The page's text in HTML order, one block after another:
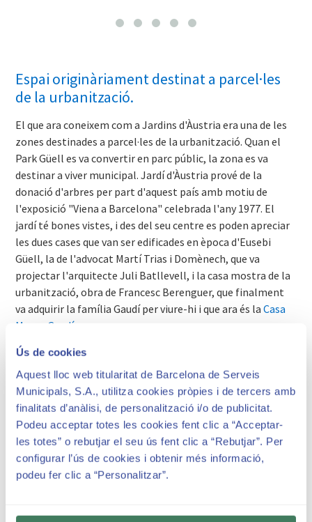
Ús de cookies
Aquest lloc web titularitat de Barcelona de Serveis
Municipals, S.A., utilitza cookies pròpies i de tercers amb
finalitats d’anàlisi, de personalització i/o de publicitat.
Podeu acceptar totes les cookies fent clic a “Acceptar-
les totes” o rebutjar el seu ús fent clic a “Rebutjar”. Per
configurar l’ús de cookies i obtenir més informació,
podeu fer clic a “Personalitzar”.
Espai originàriament destinat a parcel·les
de la urbanització.
El que ara coneixem com a Jardins d'Àustria era una de les
zones destinades a parcel·les de la urbanització. Quan el
Park Güell es va convertir en parc públic, la zona es va
destinar a viver municipal. Jardí d'Àustria prové de la
donació d'arbres per part d'aquest país amb motiu de
l'exposició "Viena a Barcelona" celebrada l'any 1977. El
jardí té bones vistes, i des del seu centre es poden apreciar
les dues cases que van ser edificades en època d'Eusebi
Güell, la de l'advocat Martí Trias i Domènech, que va
projectar l'arquitecte Juli Batllevell, i la casa mostra de la
urbanització, obra de Francesc Berenguer, que finalment
va adquirir la família Gaudí per viure-hi i que ara és laCasa
Museu Gaudí.
Tarifes i Horaris
El Park Güell està subjecte a una tarifa i horaris per la
seva visita.